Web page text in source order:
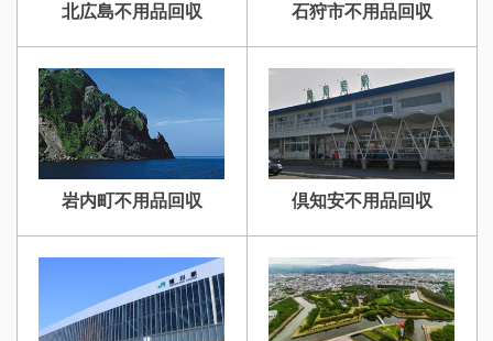
北広島不用品回収 石狩市不用品回収
岩内町不用品回収 倶知安不用品回収